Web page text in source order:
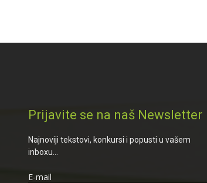
Prijavite se na naš Newsletter
Najnoviji tekstovi, konkursi i popusti u vašem
inboxu...
E-mail